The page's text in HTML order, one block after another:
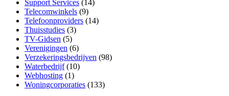
Support Services (14)
Telecomwinkels (9)
Telefoonproviders (14)
Thuisstudies (3)
TV-Gidsen (5)
Verenigingen (6)
Verzekeringsbedrijven (98)
Waterbedrijf(10)
Webhosting (1)
Woningcorporaties (133)